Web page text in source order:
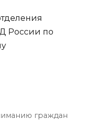
России по
граждан